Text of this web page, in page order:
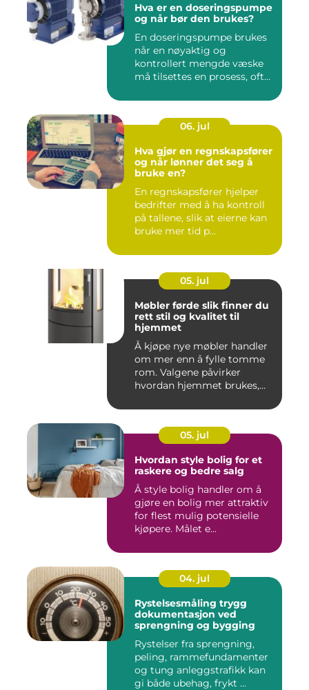
Hva er en doseringspumpe
og når bør den brukes?
En doseringspumpe brukes
når en nøyaktig og
kontrollert mengde væske
må tilsettes en prosess, ofte
06. jul
Hva gjør en regnskapsfører
og når lønner det seg å
bruke en?
En regnskapsfører hjelper
bedrifter med å ha kontroll
på tallene, slik at eierne kan
bruke mer tid p...
05. jul
Møbler førde slik finner du
rett stil og kvalitet til
hjemmet
Å kjøpe nye møbler handler
om mer enn å fylle tomme
rom. Valgene påvirker
hvordan hjemmet brukes,
05. jul
Hvordan style bolig for et
raskere og bedre salg
Å style bolig handler om å
gjøre en bolig mer attraktiv
for flest mulig potensielle
kjøpere. Målet e...
04. jul
Rystelsesmåling trygg
dokumentasjon ved
sprengning og bygging
Rystelser fra sprengning,
peling, rammefundamenter
og tung anleggstrafikk kan
gi både ubehag, frykt ...